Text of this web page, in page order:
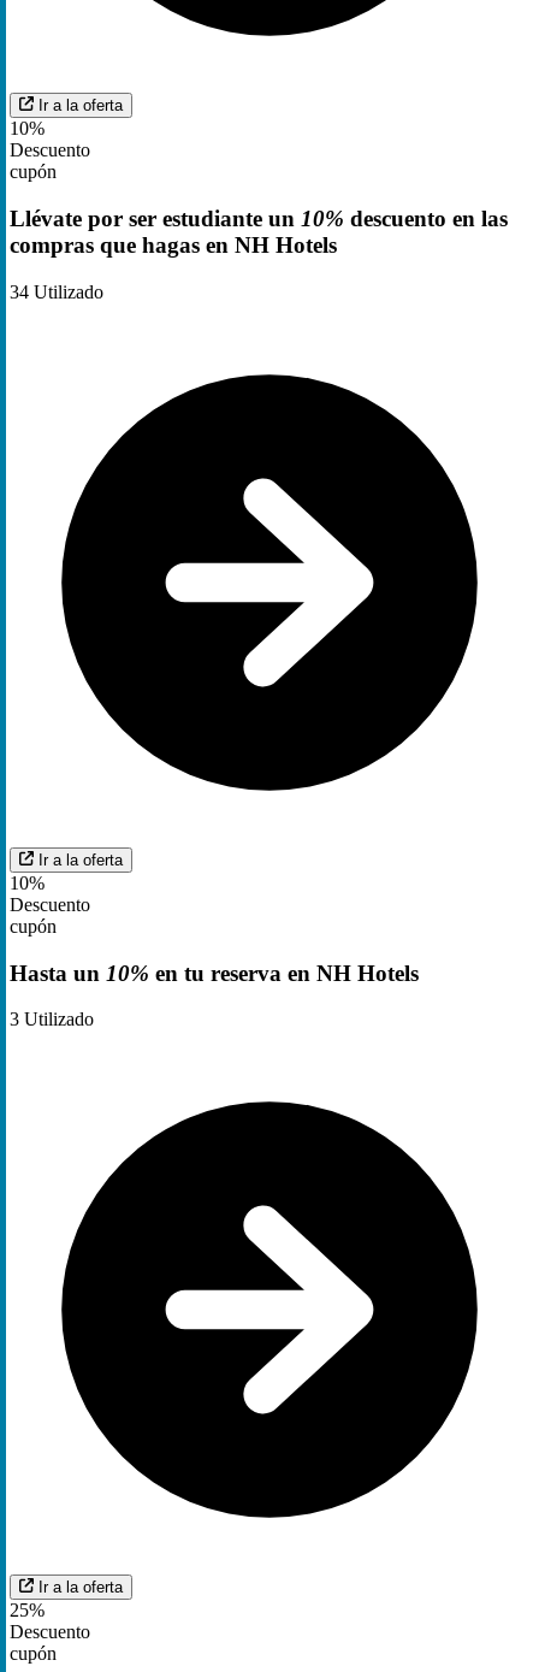
Ir a la oferta
10%
Descuento
cupón
Llévate por ser estudiante un 10% descuento en las
compras que hagas en NH Hotels
34 Utilizado
Ir a la oferta
10%
Descuento
cupón
Hasta un 10% en tu reserva en NH Hotels
3 Utilizado
Ir a la oferta
25%
Descuento
cupón